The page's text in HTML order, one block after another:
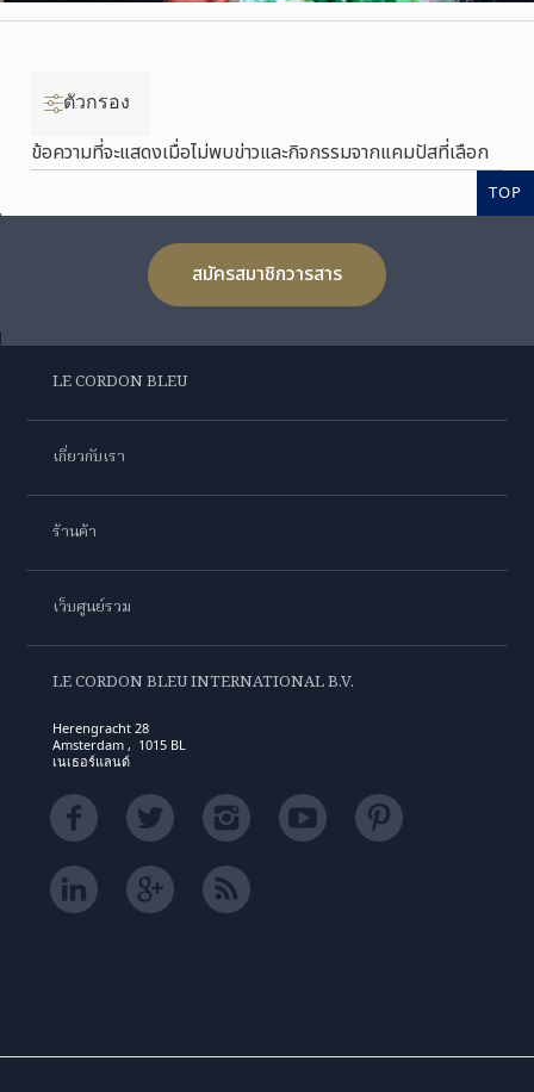
ตัวกรอง
ข้อความที่จะแสดงเมื่อไม่พบข่าวและกิจกรรมจากแคมปัสที่เลือก
TOP
สมัครสมาชิกวารสาร
LE CORDON BLEU
เกี่ยวกับเรา
ร้านค้า
เว็บศูนย์รวม
LE CORDON BLEU INTERNATIONAL B.V.
Herengracht 28
Amsterdam , 1015 BL
เนเธอร์แลนด์